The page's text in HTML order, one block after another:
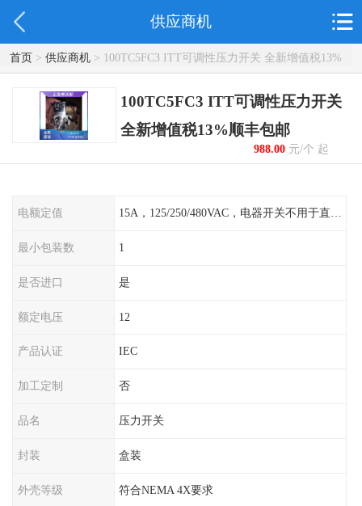
供应商机
首页> 供应商机> 100TC5FC3 ITT可调性压力开关 全新增值税13%
顺丰包邮
100TC5FC3 ITT可调性压力开关
全新增值税13%顺丰包邮
988.00元/个 起
电额定值
最小包装数 1
是否进口 是
额定电压 12
产品认证 IEC
加工定制 否
品名 压力开关
封装 盒装
外壳等级 符合NEMA 4X要求